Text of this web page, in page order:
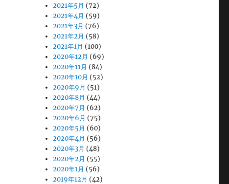
2021年5月 (72)
2021年4月 (59)
2021年3月 (76)
2021年2月 (58)
2021年1月 (100)
2020年12月 (69)
2020年11月 (84)
2020年10月 (52)
2020年9月 (51)
2020年8月 (44)
2020年7月 (62)
2020年6月 (75)
2020年5月 (60)
2020年4月 (56)
2020年3月 (48)
2020年2月 (55)
2020年1月 (56)
2019年12月 (42)